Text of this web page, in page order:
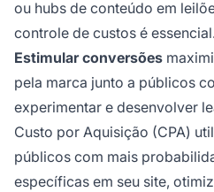
ou hubs de conteúdo em
controle de custos é
Estimular conversões
pela marca junto a públicos
experimentar e desenvolver
Custo por Aquisição (CPA)
públicos com mais
específicas em seu site,